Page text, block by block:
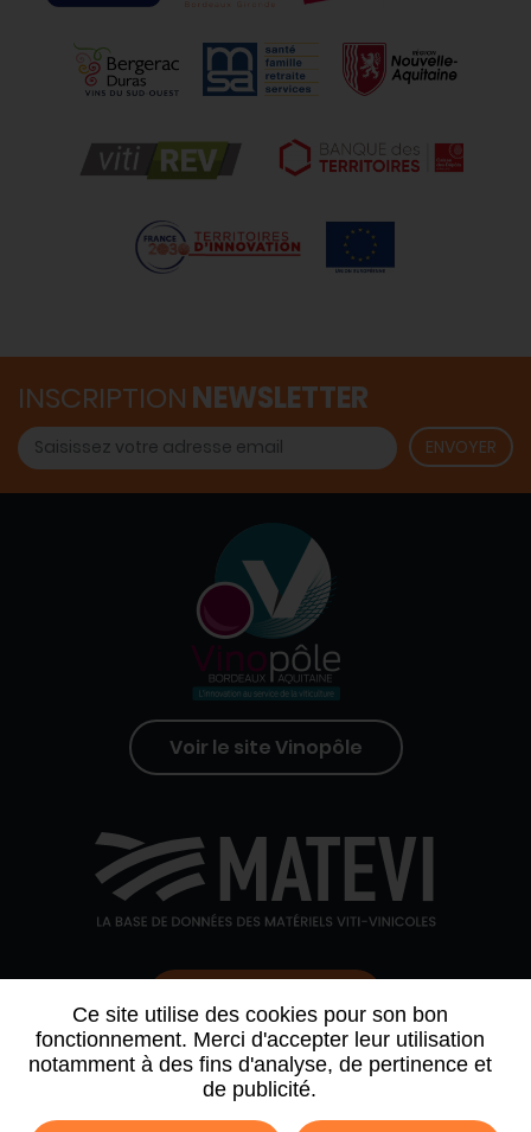
Ce site utilise des cookies pour son bon
fonctionnement. Merci d'accepter leur utilisation
notamment à des fins d'analyse, de pertinence et
de publicité.
INSCRIPTION NEWSLETTER
Voir le site Vinopôle
QUI SOMMES-NOUS AGENDA
ARCHIVE NEWSLETTER